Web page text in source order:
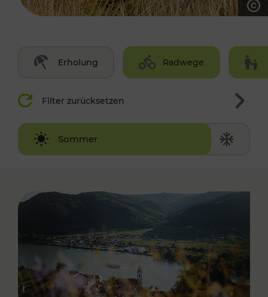
Erholung Radwege
Filter zurücksetzen
Sommer
Winter